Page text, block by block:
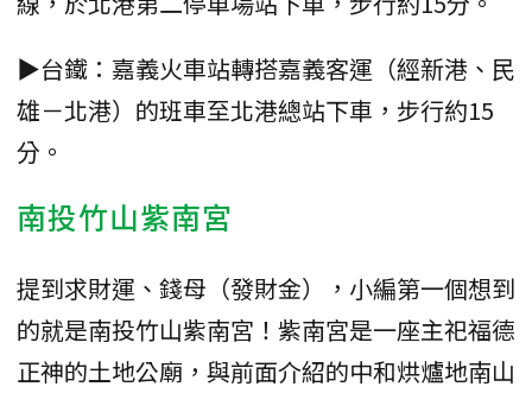
▶台鐵：嘉義火車站轉搭嘉義客運（經新港、民
雄－北港）的班車至北港總站下車，步行約15
分。
南投竹山紫南宮
提到求財運、錢母（發財金），小編第一個想到
的就是南投竹山紫南宮！紫南宮是一座主祀福德
正神的土地公廟，與前面介紹的中和烘爐地南山